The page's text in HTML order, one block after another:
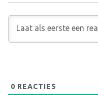
0 REACTIES